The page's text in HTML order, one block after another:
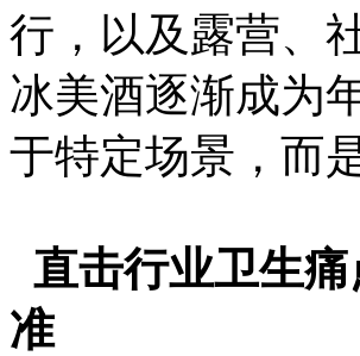
行，以及露营、
冰美酒逐渐成为
于特定场景，而
直击行业卫生
准